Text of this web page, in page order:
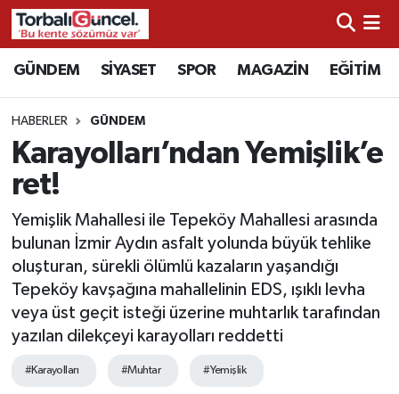
GÜNDEM SİYASET SPOR MAGAZİN EĞİTİM
HABERLER GÜNDEM
Karayolları’ndan Yemişlik’e
ret!
Yemişlik Mahallesi ile Tepeköy Mahallesi arasında
bulunan İzmir Aydın asfalt yolunda büyük tehlike
oluşturan, sürekli ölümlü kazaların yaşandığı
Tepeköy kavşağına mahallelinin EDS, ışıklı levha
veya üst geçit isteği üzerine muhtarlık tarafından
yazılan dilekçeyi karayolları reddetti
#Karayolları #Muhtar #Yemişlik
İzmir Nöbetçi Eczaneler
İzmir Hava Durumu
İzmir Namaz Vakitleri
Süper Lig Puan Durumu ve Fikstür
Tüm Manşetler
Son Dakika Haberleri